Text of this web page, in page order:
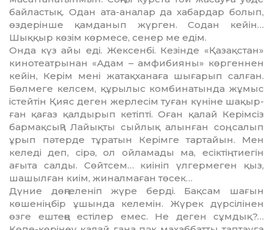
байластық. Одан ата-аналар да хабардар болып,
өздерінше қамданып жүрген. Содан кейін…
Шыққыр кө­зім көрмесе, сенер ме едім.
Онда күз айы еді. Жексенбі. Ке­зін­де «Қазақстан»
кинотеатрынан «Адам – амфибияны» көргеннен
кейін, Керім мені жатақханаға шы­ға­рып салған.
Бөлмеге келсем, құрылыс комбинатында жұмыс
істейтін Қияс деген жерлесім туған күніне шақыр­
ған қағаз қалдырып кетіпті. Оған қалай Керімсіз
бармақсың? Лайықты сыйлық алынған соң, салып
ұрып пәтерде тұратын Керімге тартайын. Мен
келеді деп, сірә, ол ойламады ма, есіктің тиегін
ағыта салды. Сөйтсем… киініп үлгермеген қыз,
шашылған киім, жиналмаған төсек…
Дүние дөңгеленіп жүре берді. Бақсам шағын
көшенің бір ұшында келемін. Жүрек дүрсілінен
өзге еш­те­ңе естілер емес. Не деген сұмдық?…